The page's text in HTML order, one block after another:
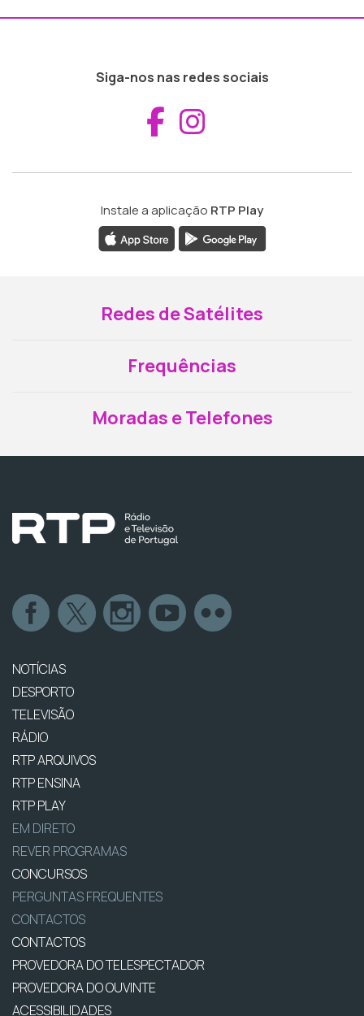
Siga-nos nas redes sociais
Aceder ao
Instale a aplicação RTP Play
Redes de Satélites
Frequências
Moradas e Telefones
NOTÍCIAS
DESPORTO
TELEVISÃO
RÁDIO
RTP ARQUIVOS
RTP ENSINA
RTP PLAY
EM DIRETO
REVER PROGRAMAS
CONCURSOS
PERGUNTAS FREQUENTES
CONTACTOS
CONTACTOS
PROVEDORA DO TELESPECTADOR
PROVEDORA DO OUVINTE
ACESSIBILIDADES